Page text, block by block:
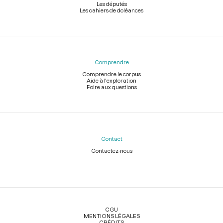
Les députés
Les cahiers de doléances
Comprendre
Comprendre le corpus
Aide à l'exploration
Foire aux questions
Contact
Contactez-nous
Légal
CGU
MENTIONS LÉGALES